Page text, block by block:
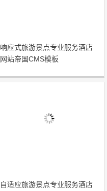
响应式旅游景点专业服务酒店
网站帝国CMS模板
自适应旅游景点专业服务酒店